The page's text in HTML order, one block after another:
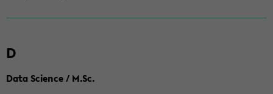
D
Data Science / M.Sc.